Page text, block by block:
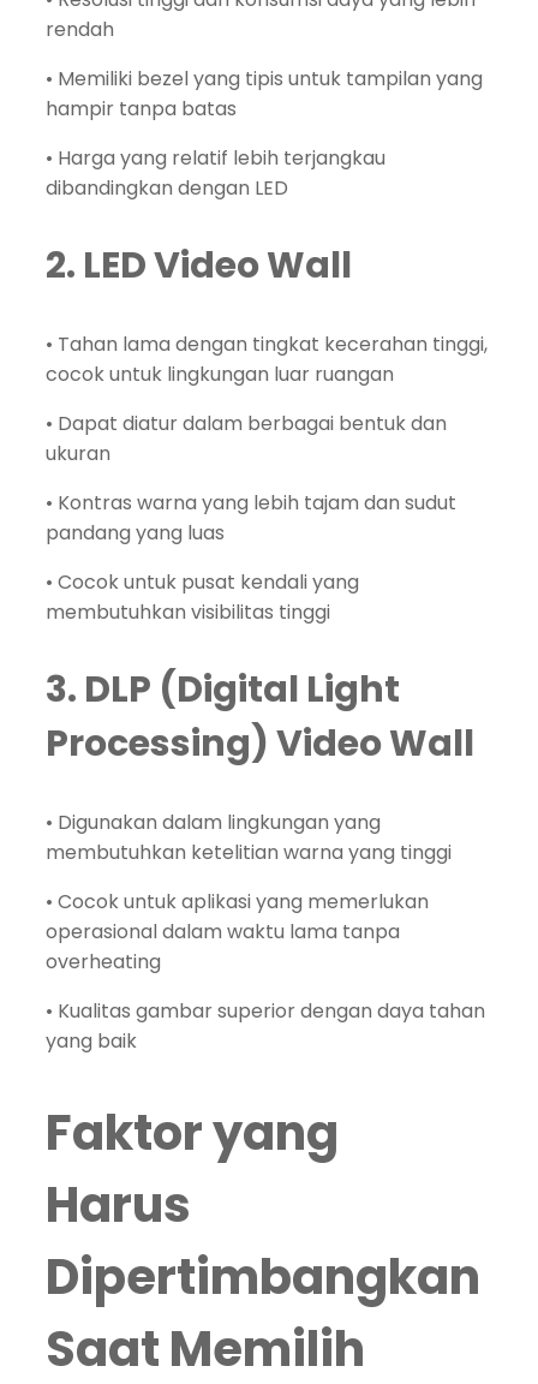
rendah
• Memiliki bezel yang tipis untuk tampilan yang
hampir tanpa batas
• Harga yang relatif lebih terjangkau
dibandingkan dengan LED
2. LED Video Wall
• Tahan lama dengan tingkat kecerahan tinggi,
cocok untuk lingkungan luar ruangan
• Dapat diatur dalam berbagai bentuk dan
ukuran
• Kontras warna yang lebih tajam dan sudut
pandang yang luas
• Cocok untuk pusat kendali yang
membutuhkan visibilitas tinggi
3. DLP (Digital Light
Processing) Video Wall
• Digunakan dalam lingkungan yang
membutuhkan ketelitian warna yang tinggi
• Cocok untuk aplikasi yang memerlukan
operasional dalam waktu lama tanpa
overheating
• Kualitas gambar superior dengan daya tahan
yang baik
Faktor yang
Harus
Dipertimbangkan
Saat Memilih